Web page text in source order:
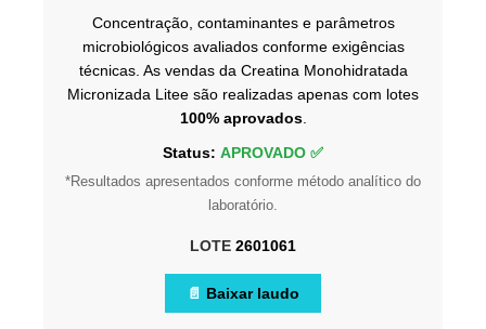
Concentração, contaminantes e parâmetros
microbiológicos avaliados conforme exigências
técnicas. As vendas da Creatina Monohidratada
Micronizada Litee são realizadas apenas com lotes
100% aprovados.
Status: APROVADO ✅
*Resultados apresentados conforme método analítico do
laboratório.
LOTE 2601061
📄 Baixar laudo